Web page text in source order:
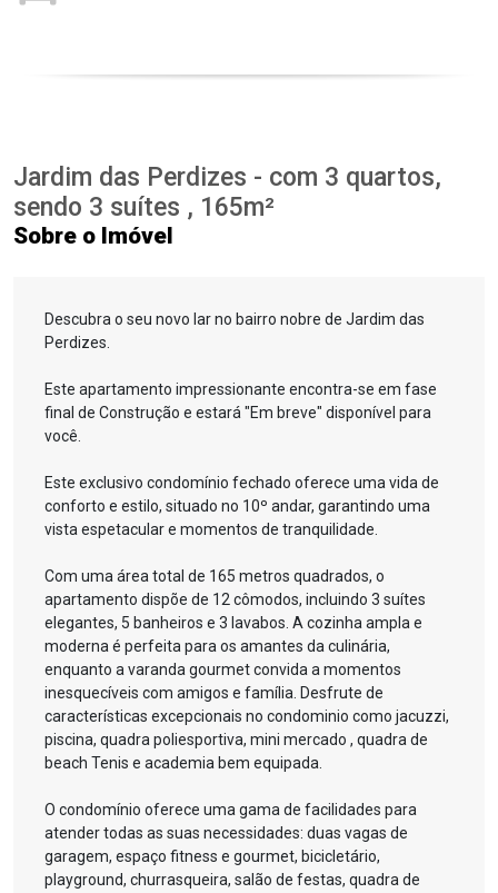
Jardim das Perdizes - com 3 quartos,
sendo 3 suítes , 165m²
Sobre o Imóvel
Descubra o seu novo lar no bairro nobre de Jardim das
Perdizes.
Este apartamento impressionante encontra-se em fase
final de Construção e estará "Em breve" disponível para
você.
Este exclusivo condomínio fechado oferece uma vida de
conforto e estilo, situado no 10º andar, garantindo uma
vista espetacular e momentos de tranquilidade.
Com uma área total de 165 metros quadrados, o
apartamento dispõe de 12 cômodos, incluindo 3 suítes
elegantes, 5 banheiros e 3 lavabos. A cozinha ampla e
moderna é perfeita para os amantes da culinária,
enquanto a varanda gourmet convida a momentos
inesquecíveis com amigos e família. Desfrute de
características excepcionais no condominio como jacuzzi,
piscina, quadra poliesportiva, mini mercado , quadra de
beach Tenis e academia bem equipada.
O condomínio oferece uma gama de facilidades para
atender todas as suas necessidades: duas vagas de
garagem, espaço fitness e gourmet, bicicletário,
playground, churrasqueira, salão de festas, quadra de